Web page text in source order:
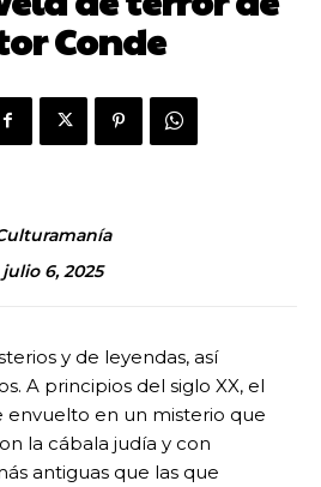
Conde
julio 6, 2025
y de leyendas, así
A principios del siglo XX, el
envuelto en un misterio que
la cábala judía y con
antiguas que las que